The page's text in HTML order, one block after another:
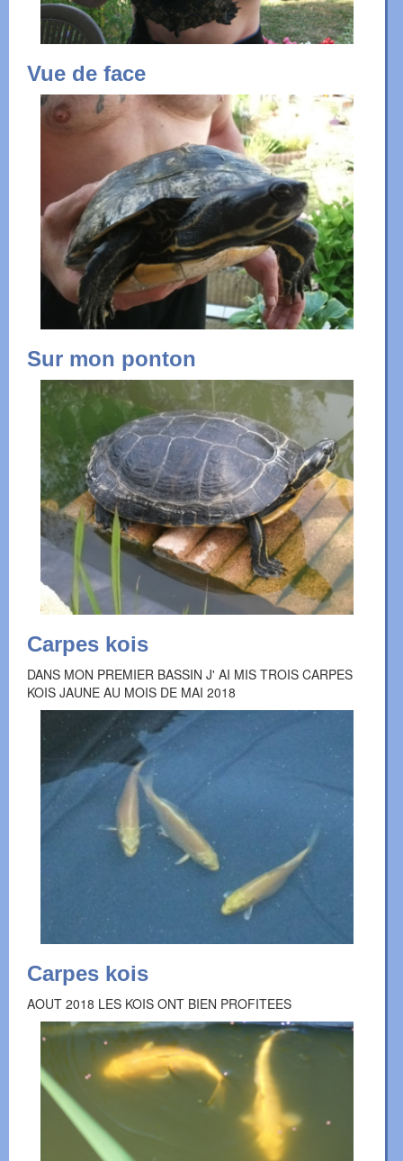
Vue de face
Sur mon ponton
Carpes kois
DANS MON PREMIER BASSIN J' AI MIS TROIS CARPES
KOIS JAUNE AU MOIS DE MAI 2018
Carpes kois
AOUT 2018 LES KOIS ONT BIEN PROFITEES